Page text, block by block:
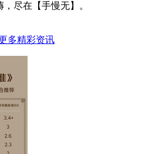
尽在【手慢无】。
多精彩资讯